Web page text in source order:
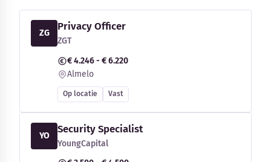
ZG
Privacy Officer
ZGT
€ 4.246 - € 6.220
Almelo
Op locatie Vast
YO
Security Specialist
YoungCapital